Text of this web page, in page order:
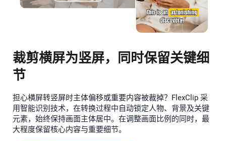
裁剪横屏为竖屏，同时保留关键细
节
担心横屏转竖屏时主体偏移或重要内容被裁掉？FlexClip 采
用智能识别技术，在转换过程中自动锁定人物、背景及关键
元素，始终保持画面主体居中。在调整画面比例的同时，最
大程度保留核心内容与重要细节。